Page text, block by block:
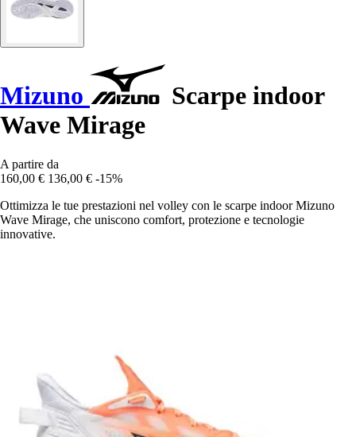
Mizuno
Scarpe indoor
Wave Mirage
A partire da
160,00 € 136,00 € -15%
Ottimizza le tue prestazioni nel volley con le scarpe indoor Mizuno
Wave Mirage, che uniscono comfort, protezione e tecnologie
innovative.